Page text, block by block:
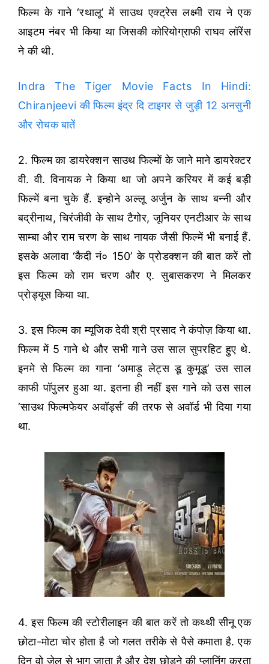
फिल्म के गाने ‘रथालू’ में साउथ एक्ट्रेस लक्ष्मी राय ने एक
आइटम नंबर भी किया था जिसकी कोरियोग्राफी राघव लॉरेंस
ने की थी.
Indra The Tiger Movie Facts In Hindi:
Chiranjeevi की फिल्म इंद्र दि टाइगर से जुड़ी 12 अनसुनी
और रोचक बातें
2. फिल्म का डायरेक्शन साउथ फिल्मों के जाने माने डायरेक्टर
वी. वी. विनायक ने किया था जो अपने करियर में कई बड़ी
फिल्में बना चुके हैं. इन्होने अल्लू अर्जुन के साथ बन्नी और
बद्रीनाथ, चिरंजीवी के साथ टैगोर, जूनियर एनटीआर के साथ
साम्बा और राम चरण के साथ नायक जैसी फिल्में भी बनाई हैं.
इसके अलावा ‘कैदी नं० 150’ के प्रोडक्शन की बात करें तो
इस फिल्म को राम चरण और ए. सुबासकरण ने मिलकर
प्रोड्यूस किया था.
3. इस फिल्म का म्यूजिक देवी श्री प्रसाद ने कंपोज़ किया था.
फिल्म में 5 गाने थे और सभी गाने उस साल सुपरहिट हुए थे.
इनमे से फिल्म का गाना ‘अमाड़ू लेट्स डू कुमूडू’ उस साल
काफी पॉपुलर हुआ था. इतना ही नहीं इस गाने को उस साल
‘साउथ फिल्मफेयर अवॉर्ड्स’ की तरफ से अवॉर्ड भी दिया गया
था.
4. इस फिल्म की स्टोरीलाइन की बात करें तो कथ्थी सीनू एक
छोटा-मोटा चोर होता है जो गलत तरीके से पैसे कमाता है. एक
दिन वो जेल से भाग जाता है और देश छोड़ने की प्लानिंग करता